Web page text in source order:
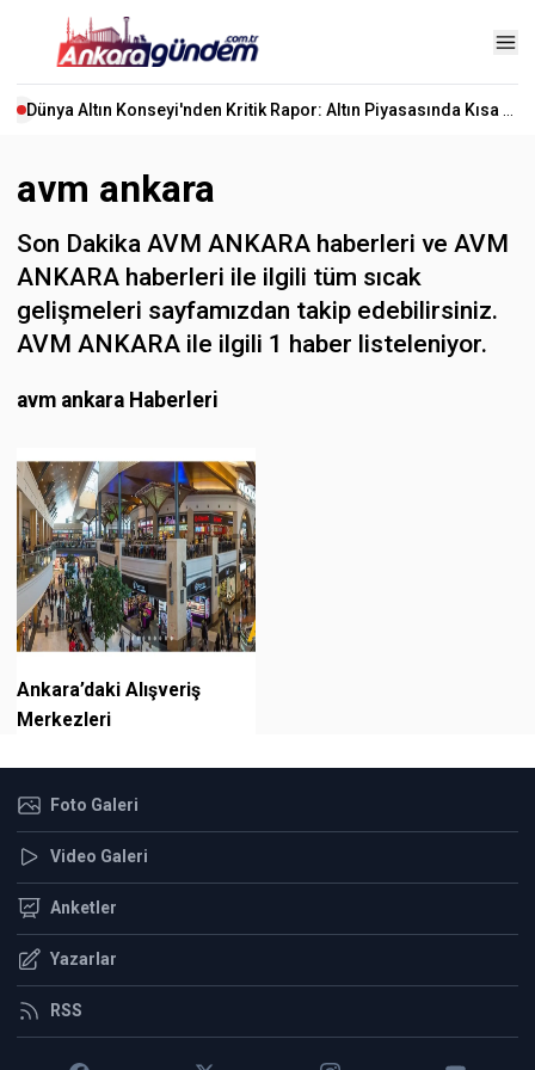
avm ankara
Son Dakika AVM ANKARA haberleri ve AVM
ANKARA haberleri ile ilgili tüm sıcak
gelişmeleri sayfamızdan takip edebilirsiniz.
AVM ANKARA ile ilgili 1 haber listeleniyor.
avm ankara Haberleri
Ankara’daki Alışveriş
Merkezleri
Foto Galeri
Video Galeri
Anketler
Yazarlar
RSS